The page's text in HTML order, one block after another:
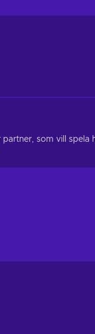
som vill spela